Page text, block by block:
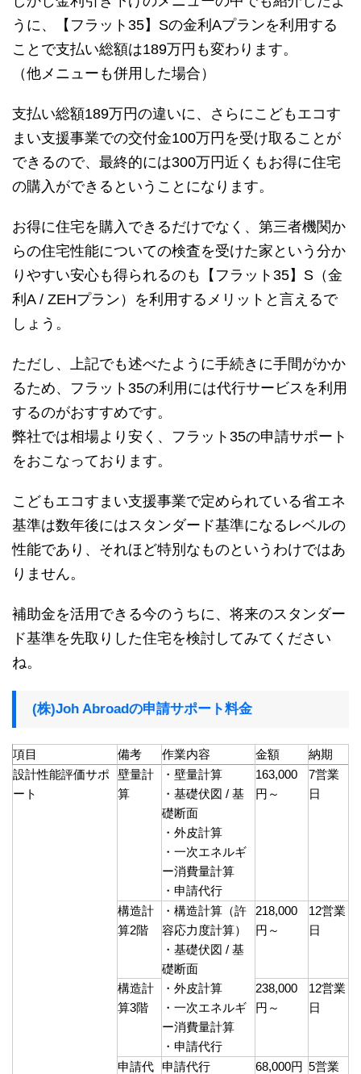
うに、【フラット35】Sの金利Aプランを利用する
ことで支払い総額は189万円も変わります。
（他メニューも併用した場合）
支払い総額189万円の違いに、さらにこどもエコす
まい支援事業での交付金100万円を受け取ることが
できるので、最終的には300万円近くもお得に住宅
の購入ができるということになります。
お得に住宅を購入できるだけでなく、第三者機関か
らの住宅性能についての検査を受けた家という分か
りやすい安心も得られるのも【フラット35】S（金
利A / ZEHプラン）を利用するメリットと言えるで
しょう。
ただし、上記でも述べたように手続きに手間がかか
るため、フラット35の利用には代行サービスを利用
するのがおすすめです。
弊社では相場より安く、フラット35の申請サポート
をおこなっております。
こどもエコすまい支援事業で定められている省エネ
基準は数年後にはスタンダード基準になるレベルの
性能であり、それほど特別なものというわけではあ
りません。
補助金を活用できる今のうちに、将来のスタンダー
ド基準を先取りした住宅を検討してみてください
ね。
(株)Joh Abroadの申請サポート料金
項目 備考 作業内容 金額
納期
設計性能評価サポ
ート
壁量計
算
・壁量計算
・基礎伏図 / 基
礎断面
・外皮計算
・一次エネルギ
ー消費量計算
・申請代行
163,000
円～
7営業
日
構造計
算2階
・構造計算（許
容応力度計算）
・基礎伏図 / 基
礎断面
・外皮計算
・一次エネルギ
ー消費量計算
・申請代行
218,000
円～
12営業
日
構造計
算3階
238,000
円～
12営業
日
申請代
申請代行
68,000円 5営業